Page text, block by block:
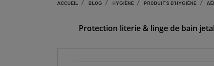
ACCUEIL BLOG HYGIÈNE PRODUITS D'HYGIÈNE
Protection literie & linge de bain